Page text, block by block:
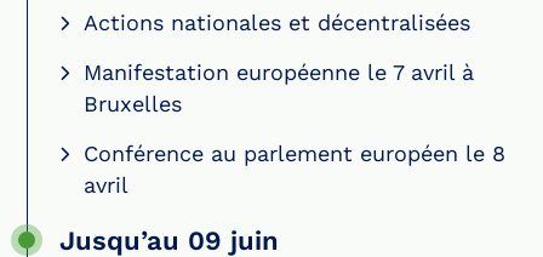
Actions nationales et décentralisées
Manifestation européenne le 7 avril à
Bruxelles
Conférence au parlement européen le 8
avril
Jusqu’au 09 juin